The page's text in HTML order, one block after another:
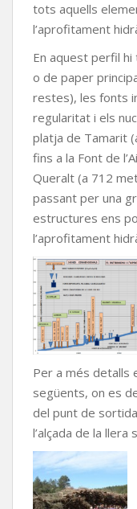
tots aquells
l’aprofitament
En aquest perfil
o de paper
restes), les fonts
regularitat i els
platja de Tamarit
fins a la Font de
Queralt (a 712
passant per una
estructures ens
l’aprofitament
Per a més detalls
següents, on es
del punt de
l’alçada de la